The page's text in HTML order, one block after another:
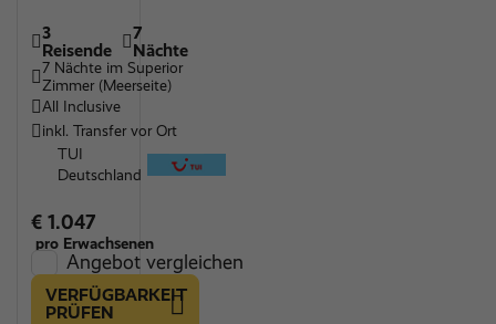
3
Reisende
7
Nächte
7 Nächte im Superior
Zimmer (Meerseite)
All Inclusive
inkl. Transfer vor Ort
TUI
Deutschland
€ 1.047
pro Erwachsenen
Angebot vergleichen
VERFÜGBARKEIT
PRÜFEN